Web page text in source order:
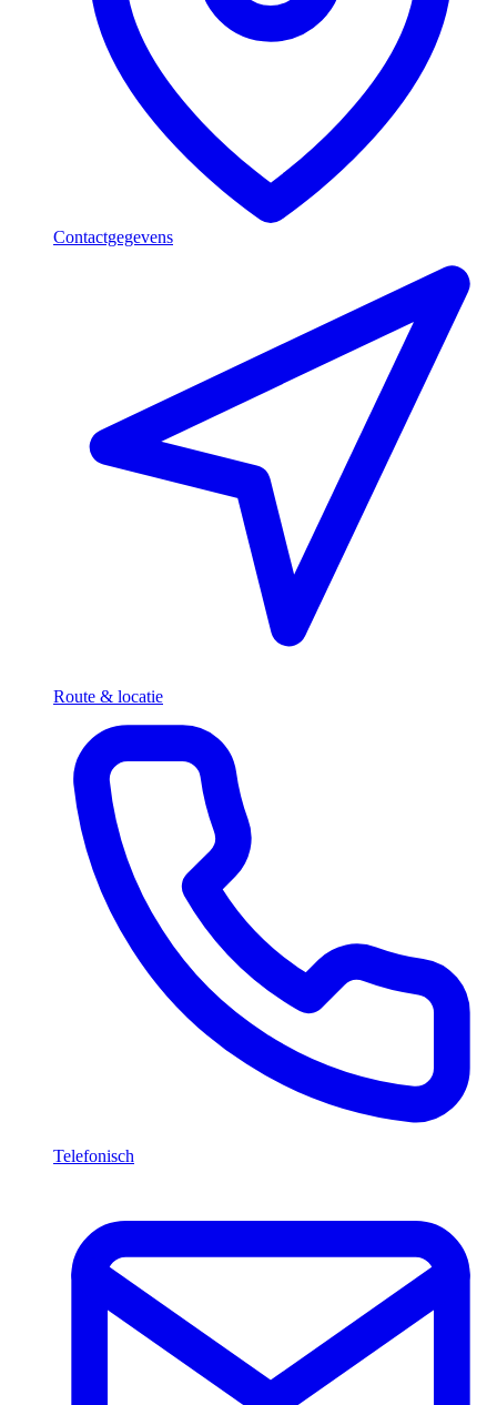
Contactgegevens
Route & locatie
Telefonisch